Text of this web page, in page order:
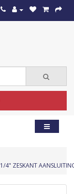
4" ZESKANT